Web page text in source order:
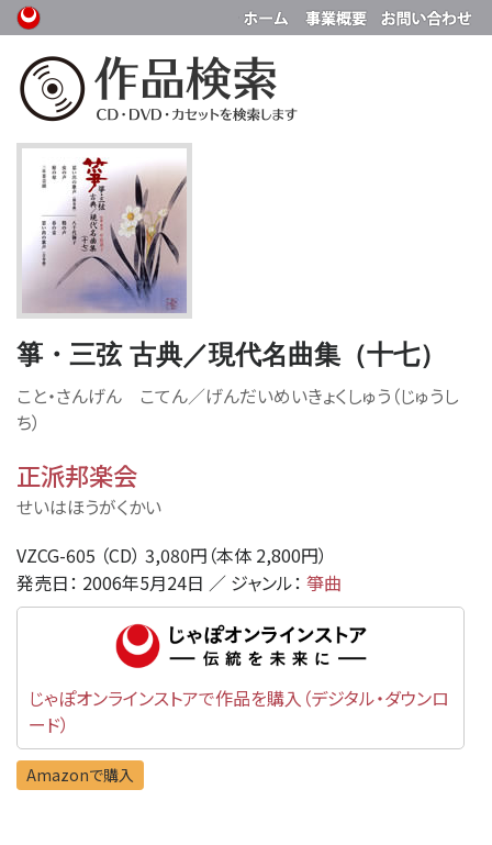
箏・三弦 古典／現代名曲集（十七）
こと・さんげん こてん／げんだいめいきょくしゅう（じゅうし
ち）
正派邦楽会
せいはほうがくかい
VZCG-605 （CD） 3,080円（本体 2,800円）
発売日： 2006年5月24日 ／ ジャンル： 箏曲
じゃぽオンラインストアで作品を購入（デジタル・ダウンロ
ード）
Amazonで購入